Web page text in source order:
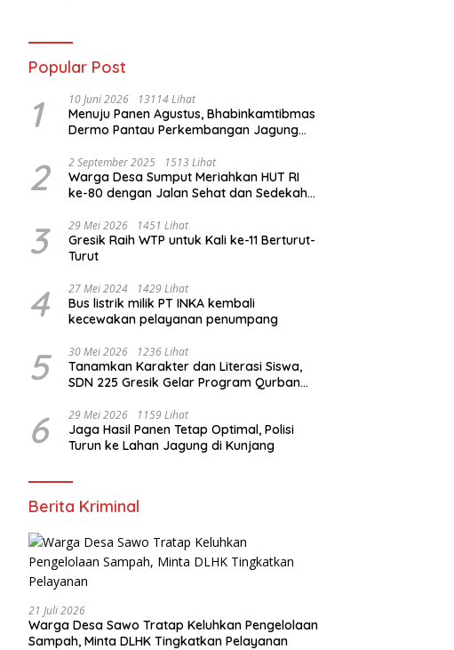
Jadikan Kesalahan
Membatalkan Hak
Popular Post
1 10 Juni 2026 13114 Lihat
Menuju Panen Agustus, Bhabinkamtibmas
Dermo Pantau Perkembangan Jagung
2 2 September 2025 1513 Lihat
Warga Desa Sumput Meriahkan HUT RI
ke-80 dengan Jalan Sehat dan Sedekah
3 29 Mei 2026 1451 Lihat
Gresik Raih WTP untuk Kali ke-11 Berturut-
Turut
4 27 Mei 2024 1429 Lihat
Bus listrik milik PT INKA kembali
kecewakan pelayanan penumpang
5 30 Mei 2026 1236 Lihat
Tanamkan Karakter dan Literasi Siswa,
SDN 225 Gresik Gelar Program Qurban
6 29 Mei 2026 1159 Lihat
Jaga Hasil Panen Tetap Optimal, Polisi
Turun ke Lahan Jagung di Kunjang
Berita Kriminal
21 Juli 2026
Warga Desa Sawo Tratap Keluhkan Pengelolaan
Sampah, Minta DLHK Tingkatkan Pelayanan